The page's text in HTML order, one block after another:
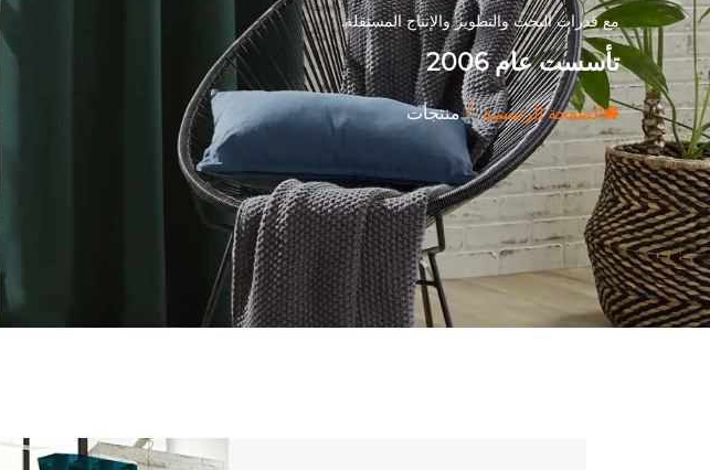
مع قدرات البحث والتطوير والإنتاج المستقلة.
تأسست عام 2006
الصفحة الرئيسية /منتجات